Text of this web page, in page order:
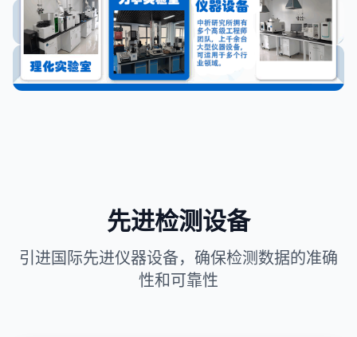
先进检测设备
引进国际先进仪器设备，确保检测数据的准确
性和可靠性